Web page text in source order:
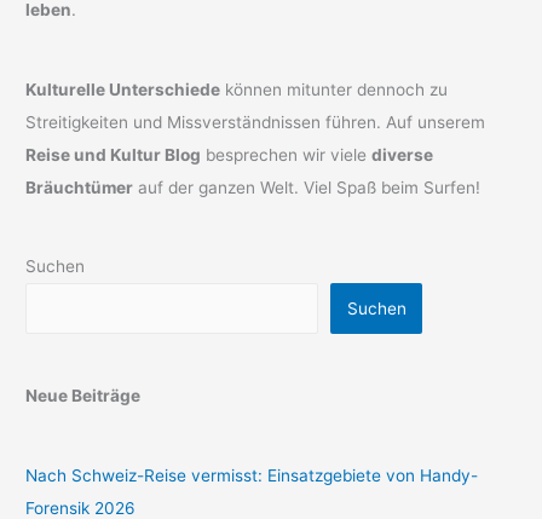
leben.
Kulturelle Unterschiede können mitunter dennoch zu
Streitigkeiten und Missverständnissen führen. Auf unserem
Reise und Kultur Blog besprechen wir vielediverse
Bräuchtümer auf der ganzen Welt. Viel Spaß beim Surfen!
Suchen
Suchen
Neue Beiträge
Nach Schweiz-Reise vermisst: Einsatzgebiete von Handy-
Forensik 2026